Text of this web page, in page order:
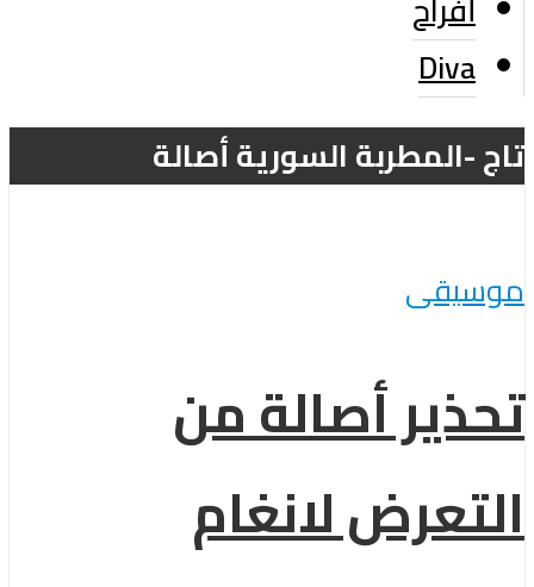
Diva
تاج -المطربة السورية أصالة
موسيقى
تحذير أصالة من
التعرض لانغام